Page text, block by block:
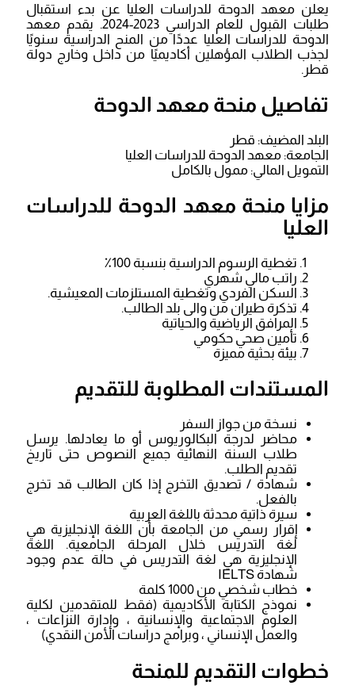
يعلن معهد الدوحة للدراسات العليا عن بدء استقبال
طلبات القبول للعام الدراسي 2023-2024. يقدم معهد
الدوحة للدراسات العليا عددًا من المنح الدراسية سنويًا
لجذب الطلاب المؤهلين أكاديميًا من داخل وخارج دولة
قطر.
تفاصيل منحة معهد الدوحة
البلد المضيف: قطر
الجامعة: معهد الدوحة للدراسات العليا
التمويل المالي: ممول بالكامل
مزايا منحة معهد الدوحة للدراسات
العليا
تغطية الرسوم الدراسية بنسبة 100٪
راتب مالي شهري
السكن الفردي وتغطية المستلزمات المعيشية.
تذكرة طيران من والى بلد الطالب.
المرافق الرياضية والحياتية
تأمين صحي حكومي
بيئة بحثية مميزة
المستندات المطلوبة للتقديم
نسخة من جواز السفر
محاضر لدرجة البكالوريوس أو ما يعادلها. يرسل
طلاب السنة النهائية جميع النصوص حتى تاريخ
تقديم الطلب.
شهادة / تصديق التخرج إذا كان الطالب قد تخرج
بالفعل.
سيرة ذاتية محدثة باللغة العربية
إقرار رسمي من الجامعة بأن اللغة الإنجليزية هي
لغة التدريس خلال المرحلة الجامعية. اللغة
الإنجليزية هي لغة التدريس في حالة عدم وجود
شهادة IELTS
خطاب شخصي من 1000 كلمة
نموذج الكتابة الأكاديمية (فقط للمتقدمين لكلية
العلوم الاجتماعية والإنسانية ، وإدارة النزاعات ،
والعمل الإنساني ، وبرامج دراسات الأمن النقدي)
خطوات التقديم للمنحة